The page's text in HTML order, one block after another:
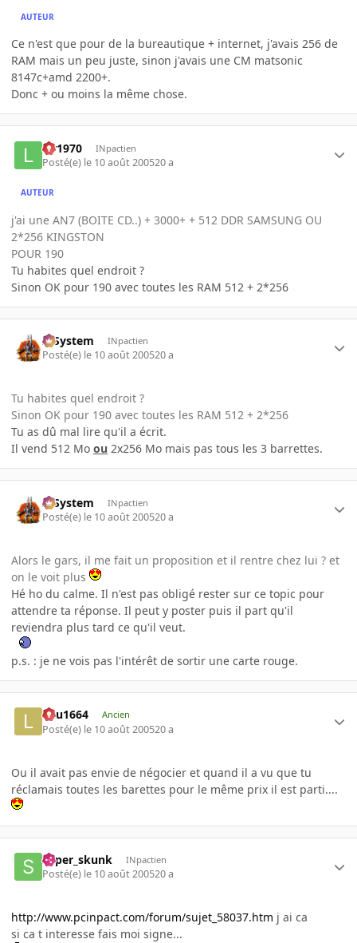
AUTEUR
Ce n'est que pour de la bureautique + internet, j'avais 256 de
RAM mais un peu juste, sinon j'avais une CM matsonic
8147c+amd 2200+.
Donc + ou moins la même chose.
lar1970 INpactien
Posté(e) le 10 août 200520 a
AUTEUR
j'ai une AN7 (BOITE CD..) + 3000+ + 512 DDR SAMSUNG OU
2*256 KINGSTON
POUR 190
Tu habites quel endroit ?
Sinon OK pour 190 avec toutes les RAM 512 + 2*256
X-System INpactien
Posté(e) le 10 août 200520 a
Tu habites quel endroit ?
Sinon OK pour 190 avec toutes les RAM 512 + 2*256
Tu as dû mal lire qu'il a écrit.
Il vend 512 Mo ou 2x256 Mo mais pas tous les 3 barrettes.
X-System INpactien
Posté(e) le 10 août 200520 a
Alors le gars, il me fait un proposition et il rentre chez lui ? et
on le voit plus
Hé ho du calme. Il n'est pas obligé rester sur ce topic pour
attendre ta réponse. Il peut y poster puis il part qu'il
reviendra plus tard ce qu'il veut.
p.s. : je ne vois pas l'intérêt de sortir une carte rouge.
lulu1664 Ancien
Posté(e) le 10 août 200520 a
Ou il avait pas envie de négocier et quand il a vu que tu
réclamais toutes les barettes pour le même prix il est parti....
super_skunk INpactien
Posté(e) le 10 août 200520 a
http://www.pcinpact.com/forum/sujet_58037.htm j ai ca
si ca t interesse fais moi signe...